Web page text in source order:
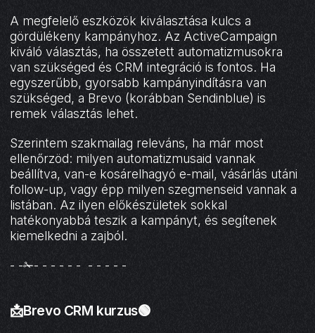
A megfelelő eszközök kiválasztása kulcs a
gördülékeny kampányhoz. Az ActiveCampaign
kiváló választás, ha összetett automatizmusokra
van szükséged és CRM integráció is fontos. Ha
egyszerűbb, gyorsabb kampányindításra van
szükséged, a Brevo (korábban Sendinblue) is
remek választás lehet.
Szerintem szakmailag releváns, ha már most
ellenőrzöd: milyen automatizmusaid vannak
beállítva, van-e kosárelhagyó e-mail, vásárlás utáni
follow-up, vagy épp milyen szegmenseid vannak a
listában. Az ilyen előkészületek sokkal
hatékonyabbá teszik a kampányt, és segítenek
kiemelkedni a zajból.
- -✁- - - - - - - - - - -
📩Brevo CRM kurzus🟢